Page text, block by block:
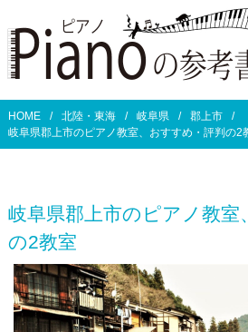
HOME 北陸・東海 岐阜県
郡上市
岐阜県郡上市のピアノ教室、おすすめ・評判の2
岐阜県郡上市のピアノ教室
の2教室